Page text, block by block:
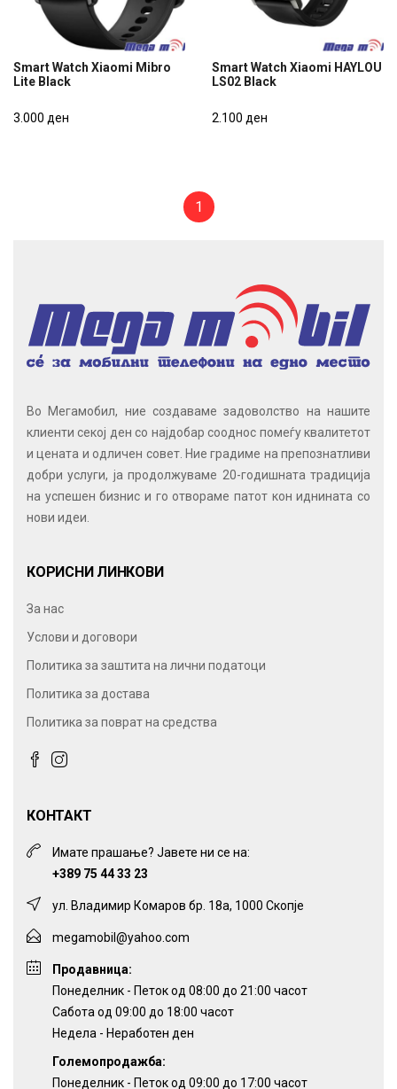
Lite Black
Smart Watch Xiaomi Mibro
Lite Black
3.000 ден
LS02 Black
Smart Watch Xiaomi HAYLOU
LS02 Black
2.100 ден
1
Во Мегамобил, ние создаваме задоволство на нашите
клиенти секој ден со најдобар сооднос помеѓу квалитетот
и цената и одличен совет. Ние градиме на препознатливи
добри услуги, ја продолжуваме 20-годишната традиција
на успешен бизнис и го отвораме патот кон иднината со
нови идеи.
КОРИСНИ ЛИНКОВИ
За нас
Услови и договори
Политика за заштита на лични податоци
Политика за достава
Политика за поврат на средства
КОНТАКТ
Имате прашање? Јавете ни се на:
+389 75 44 33 23
ул. Владимир Комаров бр. 18а, 1000 Скопје
megamobil@yahoo.com
Продавница:
Понеделник - Петок од 08:00 до 21:00 часот
Сабота од 09:00 до 18:00 часот
Недела - Неработен ден
Големопродажба:
Понеделник - Петок од 09:00 до 17:00 часот